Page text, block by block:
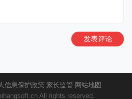
发表评论
信息保护政策 家长监管 网站地图
All rights reserved.